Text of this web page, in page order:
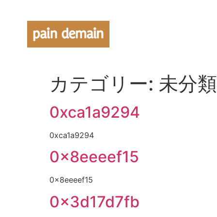
カテゴリー: 未分類
0xca1a9294
0xca1a9294
0x8eeeef15
0x8eeeef15
0x3d17d7fb